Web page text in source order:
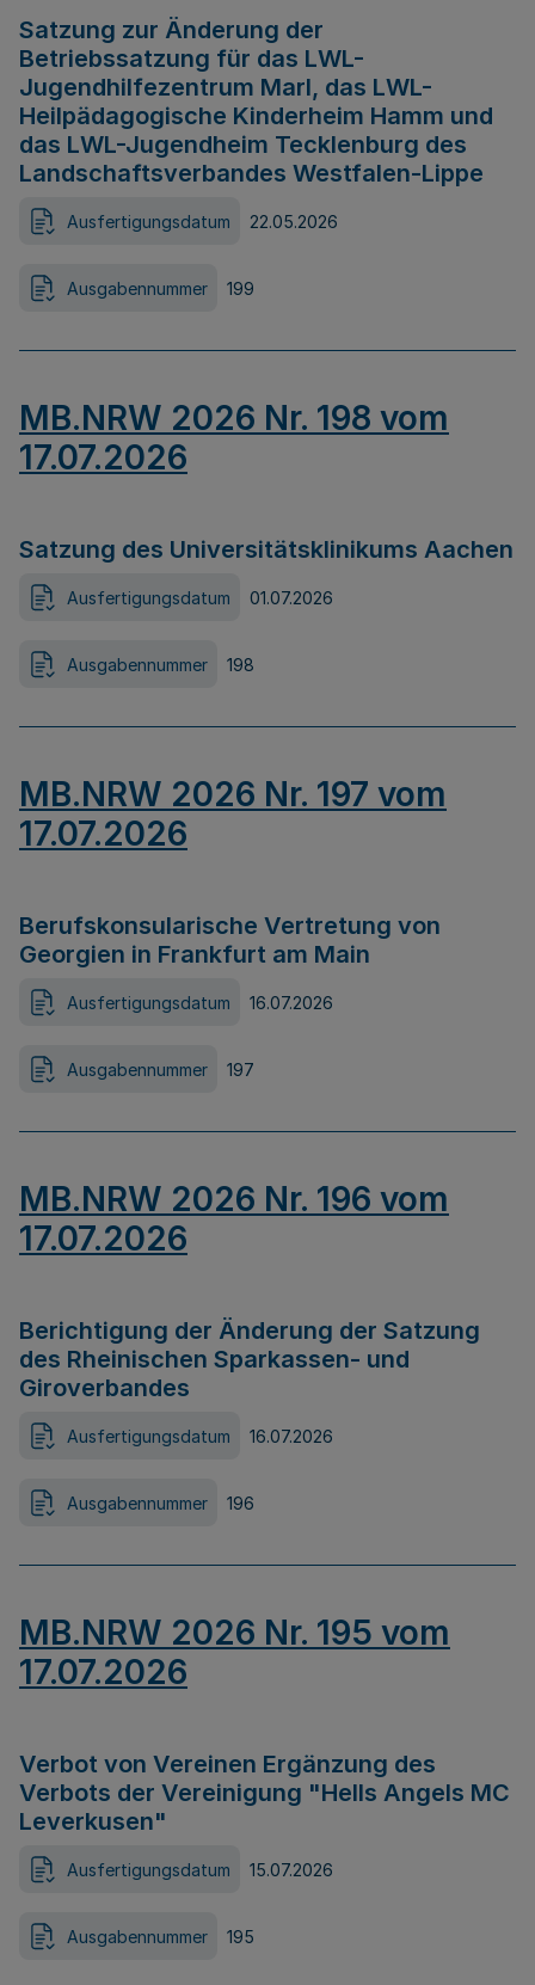
Satzung zur Änderung der
Betriebssatzung für das LWL-
Jugendhilfezentrum Marl, das LWL-
Heilpädagogische Kinderheim Hamm und
das LWL-Jugendheim Tecklenburg des
Landschaftsverbandes Westfalen-Lippe
Ausfertigungsdatum 22.05.2026
Ausgabennummer 199
MB.NRW 2026 Nr. 198 vom
17.07.2026
Satzung des Universitätsklinikums Aachen
Ausfertigungsdatum 01.07.2026
Ausgabennummer 198
MB.NRW 2026 Nr. 197 vom
17.07.2026
Berufskonsularische Vertretung von
Georgien in Frankfurt am Main
Ausfertigungsdatum 16.07.2026
Ausgabennummer 197
MB.NRW 2026 Nr. 196 vom
17.07.2026
Berichtigung der Änderung der Satzung
des Rheinischen Sparkassen- und
Giroverbandes
Ausfertigungsdatum 16.07.2026
Ausgabennummer 196
MB.NRW 2026 Nr. 195 vom
17.07.2026
Verbot von Vereinen Ergänzung des
Verbots der Vereinigung "Hells Angels MC
Leverkusen"
Ausfertigungsdatum 15.07.2026
Ausgabennummer 195